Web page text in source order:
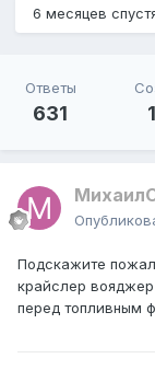
6 месяцев
Ответы
631
Подскажите
крайслер вояджер
перед топливным